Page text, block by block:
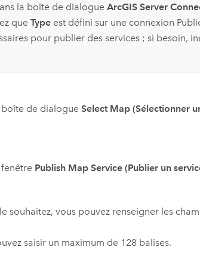
la boîte de dialogue ArcGIS Server
que Typeest défini sur une connexion
pour publier des services ; si besoin,
boîte de dialogueSelect Map (Sélectionner
Publish Map Service (Publier un
souhaitez, vous pouvez renseigner les
saisir un maximum de 128 balises.